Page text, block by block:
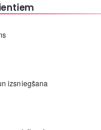
izsniegšana